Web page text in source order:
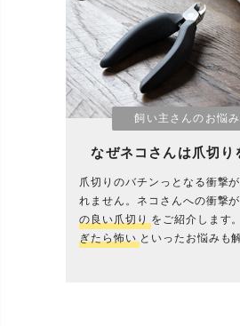
飼い主さんのお悩
なぜネコさんは爪切り
爪切りのバチンっとなる衝撃
れません。ネコさんへの衝撃
の良い爪切り をご紹介します
ぎたら怖い といったお悩みも